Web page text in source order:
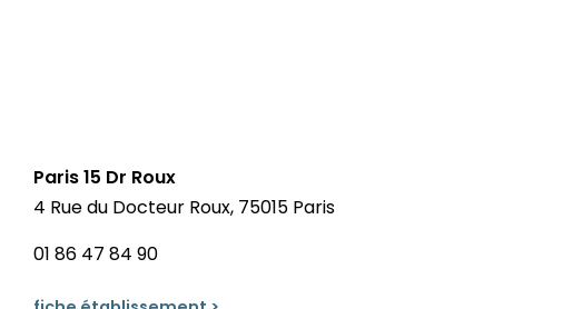
Paris 15 Dr Roux
4 Rue du Docteur Roux, 75015 Paris
01 86 47 84 90